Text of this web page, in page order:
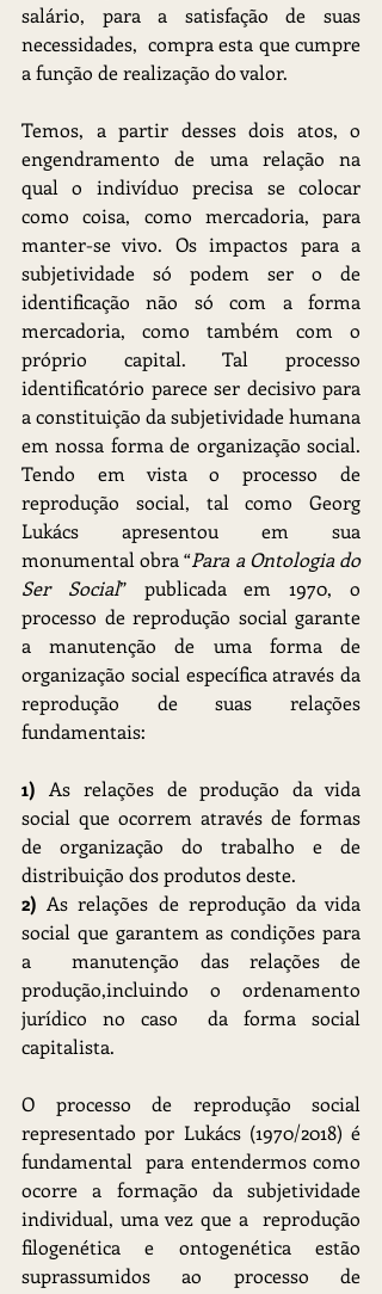
salário, para a satisfação de suas
necessidades,  compra esta que cumpre
a função de realização do valor.
Temos, a partir desses dois atos, o
engendramento de uma relação na
qual o indivíduo precisa se colocar
como coisa, como mercadoria, para
manter-se vivo. Os impactos para a
subjetividade só podem ser o de
identificação não só com a forma
mercadoria, como também com o
próprio capital. Tal processo
identificatório parece ser decisivo para
a constituição da subjetividade humana
em nossa forma de organização social.
Tendo em vista o processo de
reprodução social, tal como Georg
Lukács apresentou em sua
monumental obra “Para a Ontologia do
Ser Social” publicada em 1970, o
processo de reprodução social garante
a manutenção de uma forma de
organização social específica através da
reprodução de suas relações
fundamentais:
1) As relações de produção da vida
social que ocorrem através de formas
de organização do trabalho e de
distribuição dos produtos deste.
2) As relações de reprodução da vida
social que garantem as condições para
a  manutenção das relações de
produção,incluindo o ordenamento
jurídico no caso  da forma social
capitalista.
O processo de reprodução social
representado por Lukács (1970/2018) é
fundamental  para entendermos como
ocorre a formação da subjetividade
individual, uma vez que a  reprodução
filogenética e ontogenética estão
suprassumidos ao processo de